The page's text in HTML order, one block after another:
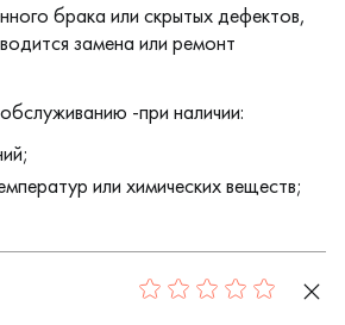
брака или скрытых дефектов,
замена или ремонт
-при наличии:
или химических веществ;
0